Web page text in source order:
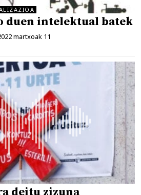
duen intelektual batek
martxoak 11